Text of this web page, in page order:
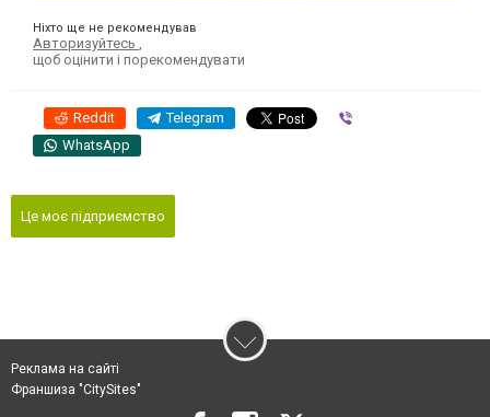
Ніхто ще не рекомендував
Авторизуйтесь
щоб оцінити і порекомендувати
Reddit Telegram
WhatsApp
Це моє підприємство
Реклама на сайті
Франшиза "CitySites"